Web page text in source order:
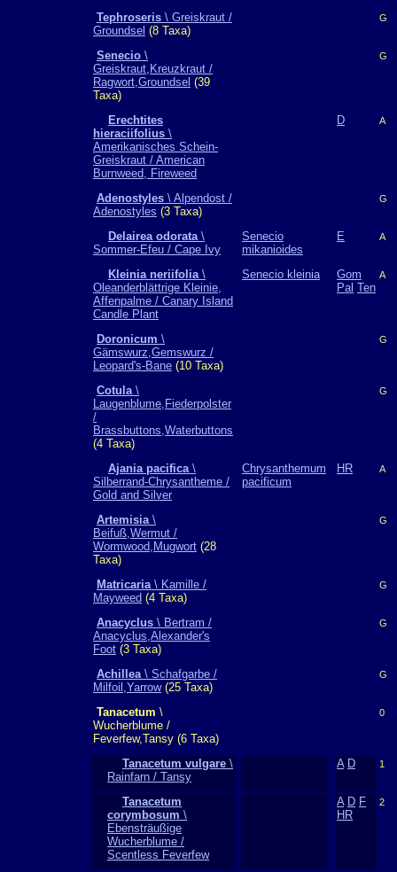
Tephroseris \ Greiskraut /
Groundsel (8 Taxa)
G
Senecio \
Greiskraut,Kreuzkraut /
Ragwort,Groundsel (39
Taxa)
G
Erechtites
hieraciifolius \
Amerikanisches Schein-
Greiskraut / American
Burnweed, Fireweed
D A
Adenostyles \ Alpendost /
Adenostyles (3 Taxa)
G
Delairea odorata\
Sommer-Efeu / Cape Ivy
Senecio
mikanioides
E A
Kleinia neriifolia\
Oleanderblättrige Kleinie,
Affenpalme / Canary Island
Candle Plant
Senecio kleinia
Gom
Pal Ten
A
Doronicum \
Gämswurz,Gemswurz /
Leopard's-Bane (10 Taxa)
G
Cotula\
Laugenblume,Fiederpolster
/
Brassbuttons,Waterbuttons
(4 Taxa)
G
Ajania pacifica\
Silberrand-Chrysantheme /
Gold and Silver
Chrysanthemum
pacificum
HR A
Artemisia\
Beifuß,Wermut /
Wormwood,Mugwort (28
Taxa)
G
Matricaria\ Kamille /
Mayweed (4 Taxa)
G
Anacyclus \ Bertram /
Anacyclus,Alexander's
Foot (3 Taxa)
G
Achillea\ Schafgarbe /
Milfoil,Yarrow(25 Taxa)
G
Tanacetum \
Wucherblume /
Feverfew,Tansy (6 Taxa)
0
Tanacetum vulgare \
Rainfarn / Tansy
A D 1
Tanacetum
corymbosum \
Ebensträußige
Wucherblume /
Scentless Feverfew
A D F
HR
2